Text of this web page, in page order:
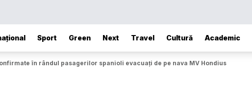
Sport Green Next Travel Cultură Academic
în rândul pasagerilor spanioli evacuați de pe nava MV Hondius